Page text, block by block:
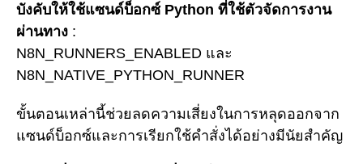
บังคับให้ใช้แซนด์บ็อกซ์ Python ที่ใช้ตัวจัดการงาน
ผ่านทาง :
N8N_RUNNERS_ENABLED และ
N8N_NATIVE_PYTHON_RUNNER
ขั้นตอนเหล่านี้ช่วยลดความเสี่ยงในการหลุดออกจาก
แซนด์บ็อกซ์และการเรียกใช้คำสั่งได้อย่างมีนัยสำคัญ